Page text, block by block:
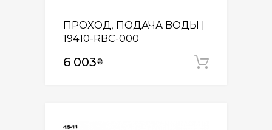
ПРОХОД, ПОДАЧА ВОДЫ |
19410-RBC-000
6 003₴